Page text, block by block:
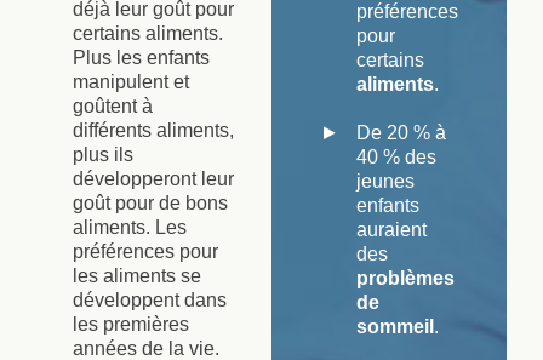
préférences
pour
certains
aliments.
De 20 % à
40 % des
jeunes
enfants
auraient
des
problèmes
de
sommeil .
déjà leur goût pour
certains aliments.
Plus les enfants
manipulent et
goûtent à
différents aliments,
plus ils
développeront leur
goût pour de bons
aliments. Les
préférences pour
les aliments se
développent dans
les premières
années de la vie.